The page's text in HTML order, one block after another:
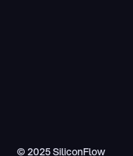
© 2025 SiliconFlow